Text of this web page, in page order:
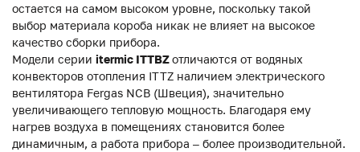
остается на самом высоком уровне, поскольку такой
выбор материала короба никак не влияет на высокое
качество сборки прибора.
Модели серии itermic ITTBZотличаются от водяных
конвекторов отопления ITTZ наличием электрического
вентилятора Fergas NCB (Швеция), значительно
увеличивающего тепловую мощность. Благодаря ему
нагрев воздуха в помещениях становится более
динамичным, а работа прибора – более производительной.